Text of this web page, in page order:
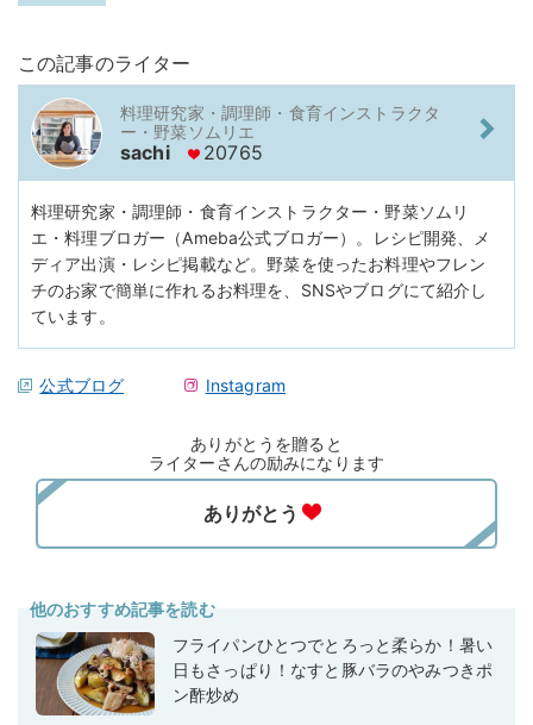
この記事のライター
料理研究家・調理師・食育インストラクタ
ー・野菜ソムリエ
sachi 20765
料理研究家・調理師・食育インストラクター・野菜ソムリ
エ・料理ブロガー（Ameba公式ブロガー）。レシピ開発、メ
ディア出演・レシピ掲載など。野菜を使ったお料理やフレン
チのお家で簡単に作れるお料理を、SNSやブログにて紹介し
ています。
公式ブログ Instagram
ありがとうを贈ると
ライターさんの励みになります
他のおすすめ記事を読む
フライパンひとつでとろっと柔らか！暑い
日もさっぱり！なすと豚バラのやみつきポ
ン酢炒め